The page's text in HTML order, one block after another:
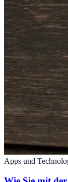
Apps und